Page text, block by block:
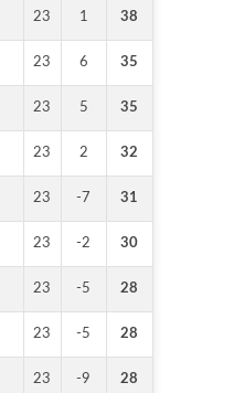
23 1 38
23 6 35
23 5 35
23 2 32
23 -7 31
23 -2 30
23 -5 28
23 -5 28
23 -9 28